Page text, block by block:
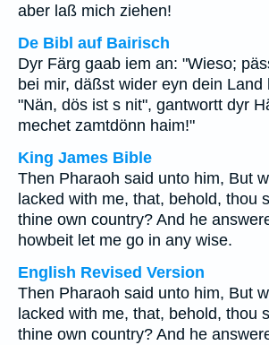
aber laß mich ziehen!
De Bibl auf Bairisch
Dyr Färg gaab iem an: "Wieso;
bei mir, däßst wider eyn dein Land
"Nän, dös ist s nit", gantwortt dyr
mechet zamtdönn haim!"
King James Bible
Then Pharaoh said unto him, But
lacked with me, that, behold, thou
thine own country? And he
howbeit let me go in any wise.
English Revised Version
Then Pharaoh said unto him, But
lacked with me, that, behold, thou
thine own country? And he